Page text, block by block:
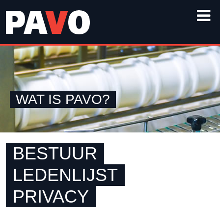
WAT IS PAVO?
BESTUUR
LEDENLIJST
PRIVACY